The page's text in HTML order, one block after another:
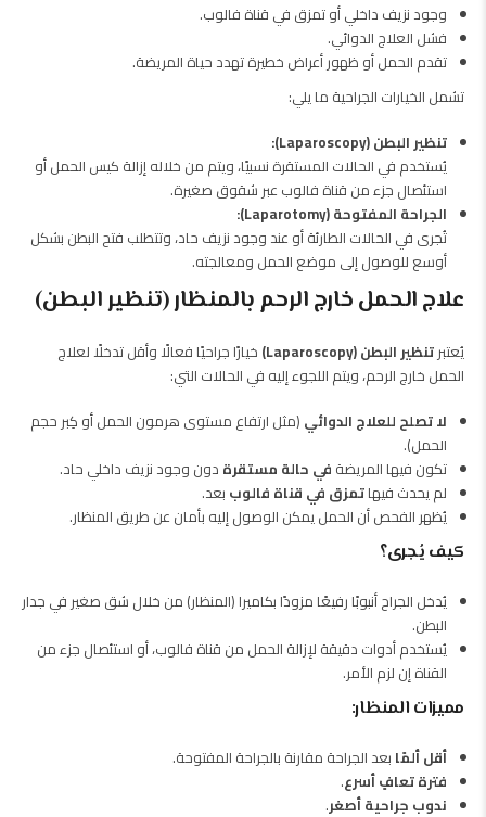
وجود نزيف داخلي أو تمزق في قناة فالوب.
فشل العلاج الدوائي.
تقدم الحمل أو ظهور أعراض خطيرة تهدد حياة المريضة.
تشمل الخيارات الجراحية ما يلي:
تنظير البطن (Laparoscopy):
يُستخدم في الحالات المستقرة نسبيًا، ويتم من خلاله إزالة كيس الحمل أو
استئصال جزء من قناة فالوب عبر شقوق صغيرة.
الجراحة المفتوحة (Laparotomy):
تُجرى في الحالات الطارئة أو عند وجود نزيف حاد، وتتطلب فتح البطن بشكل
أوسع للوصول إلى موضع الحمل ومعالجته.
علاج الحمل خارج الرحم بالمنظار (تنظير البطن)
يُعتبرتنظير البطن (Laparoscopy)
خيارًا جراحيًا فعالًا وأقل تدخلًا لعلاج
الحمل خارج الرحم، ويتم اللجوء إليه في الحالات التي:
لا تصلح للعلاج الدوائي (مثل ارتفاع مستوى هرمون الحمل أو كِبر حجم
الحمل).
تكون فيها المريضة في حالة مستقرة دون وجود نزيف داخلي حاد.
لم يحدث فيهاتمزق في قناة فالوب بعد.
يُظهر الفحص أن الحمل يمكن الوصول إليه بأمان عن طريق المنظار.
كيف يُجرى؟
يُدخل الجراح أنبوبًا رفيعًا مزودًا بكاميرا (المنظار) من خلال شق صغير في جدار
البطن.
يُستخدم أدوات دقيقة لإزالة الحمل من قناة فالوب، أو استئصال جزء من
القناة إن لزم الأمر.
مميزات المنظار:
أقل ألمًا بعد الجراحة مقارنة بالجراحة المفتوحة.
فترة تعافٍ أسرع.
ندوب جراحية أصغر.